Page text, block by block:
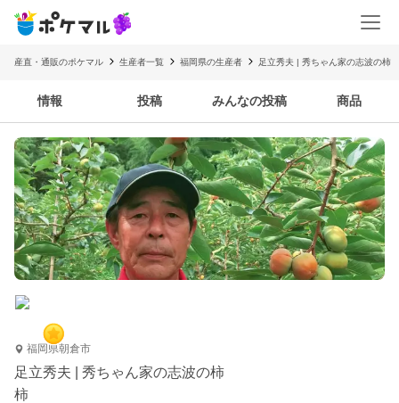
産直・通販のポケマル 生産者一覧 福岡県の生産者 足立秀夫 | 秀ちゃん家の志波の柿
情報 投稿 みんなの投稿 商品
福岡県朝倉市
足立秀夫 | 秀ちゃん家の志波の柿
柿